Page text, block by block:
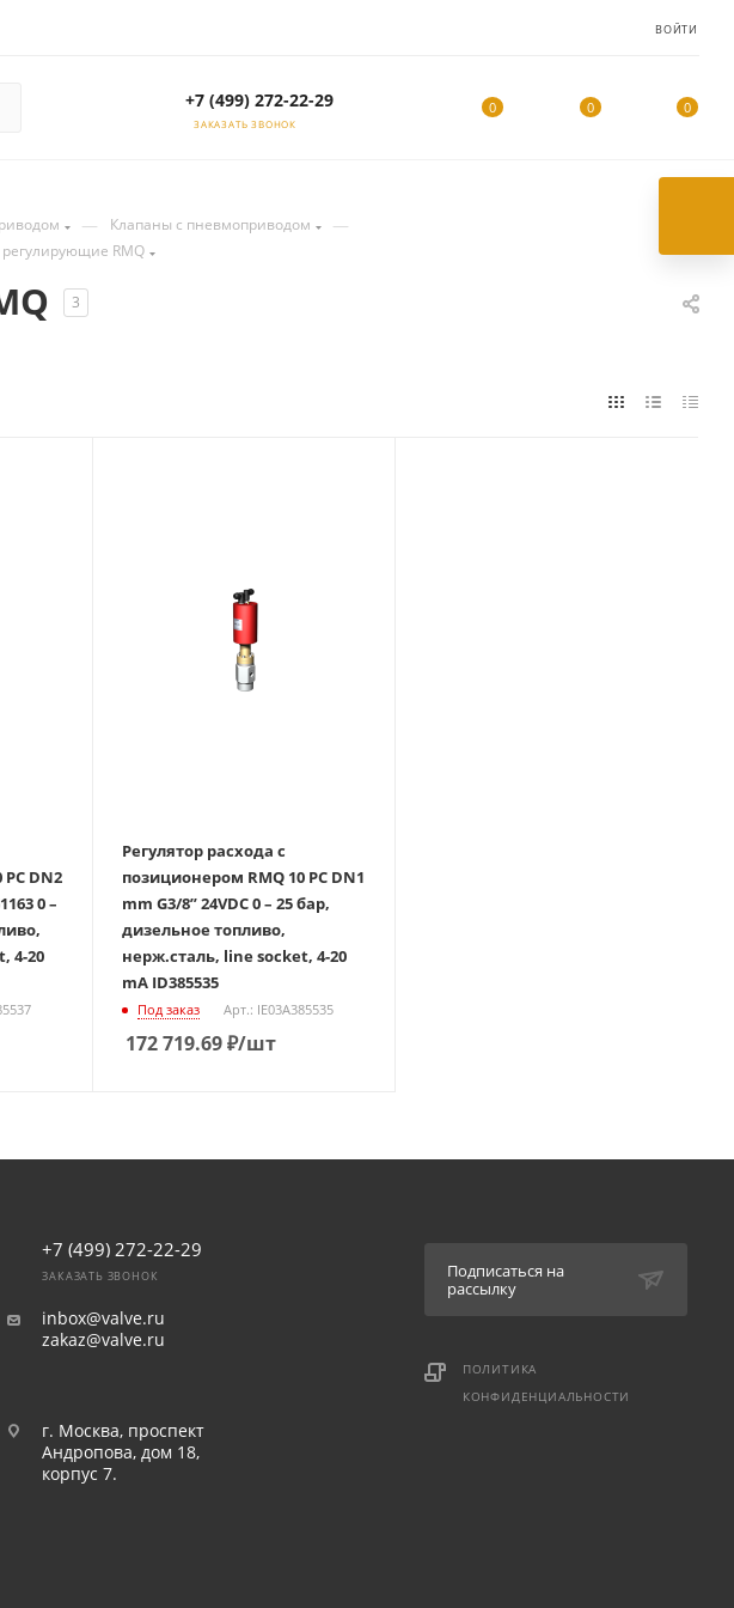
ВОЙТИ
+7 (499) 272-22-29
ЗАКАЗАТЬ ЗВОНОК
0 0 0
— Клапаны с пневмоприводом —
RMQ
3
DN2
0 –
4-20
Регулятор расхода с
позиционером RMQ 10 PC DN1
mm G3/8” 24VDC 0 – 25 бар,
дизельное топливо,
нерж.сталь, line socket, 4-20
mA ID385535
Под заказ Арт.: IE03A385535
172 719.69₽/шт
+7 (499) 272-22-29
ЗАКАЗАТЬ ЗВОНОК
inbox@valve.ru
zakaz@valve.ru
г. Москва, проспект
Андропова, дом 18,
корпус 7.
Подписаться на
рассылку
ПОЛИТИКА
КОНФИДЕНЦИАЛЬНОСТИ